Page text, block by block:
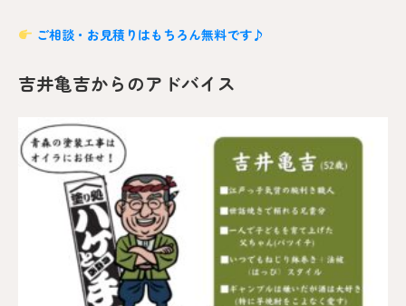
ご相談・お見積りはもちろん無料です♪
吉井亀吉からのアドバイス